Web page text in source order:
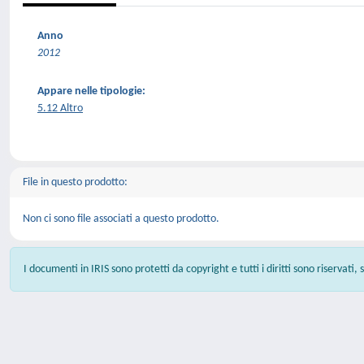
Anno
2012
Appare nelle tipologie:
5.12 Altro
File in questo prodotto:
Non ci sono file associati a questo prodotto.
I documenti in IRIS sono protetti da copyright e tutti i diritti sono riservati,